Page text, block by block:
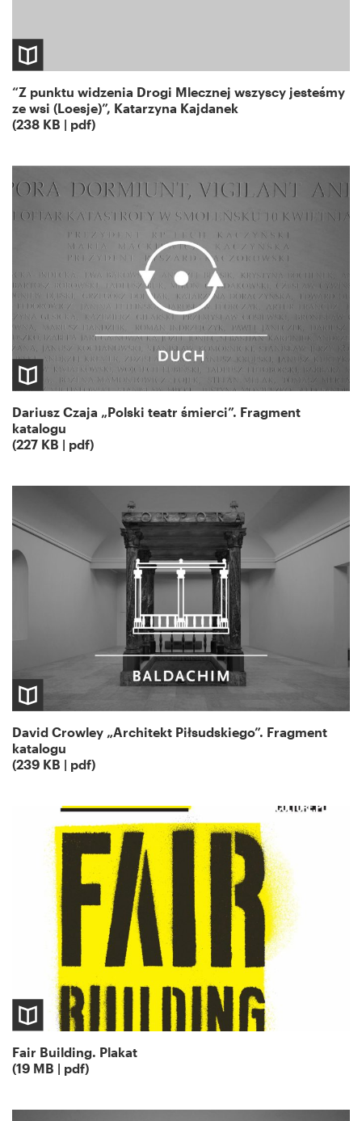
“Z punktu widzenia Drogi Mlecznej wszyscy jesteśmy
ze wsi (Loesje)”, Katarzyna Kajdanek
(238 KB | pdf)
Dariusz Czaja „Polski teatr śmierci”. Fragment
katalogu
(227 KB | pdf)
David Crowley „Architekt Piłsudskiego”. Fragment
katalogu
(239 KB | pdf)
Fair Building. Plakat
(19 MB | pdf)